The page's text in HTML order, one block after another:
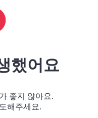
했어요
좋지 않아요.
해주세요.